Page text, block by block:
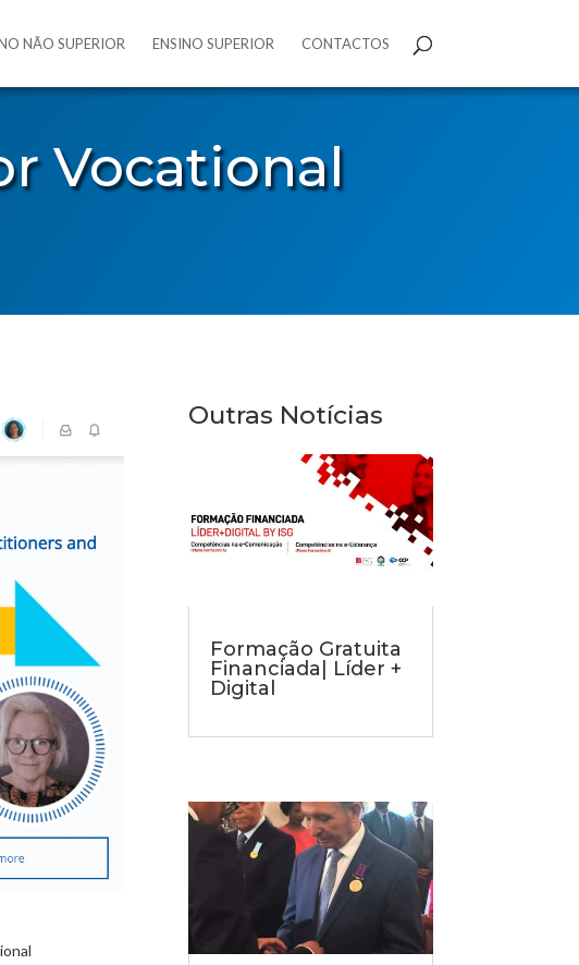
NÃO SUPERIOR ENSINO SUPERIOR CONTACTOS
Vocational
Outras Notícias
Formação Gratuita
Financiada| Líder +
Digital